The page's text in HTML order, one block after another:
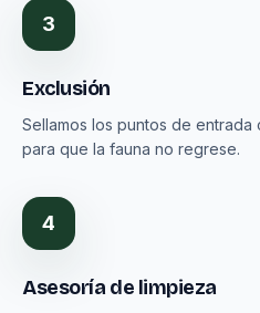
3
Exclusión
Sellamos los puntos de entrada
para que la fauna no regrese.
4
Asesoría de limpieza